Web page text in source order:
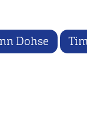
Dohse